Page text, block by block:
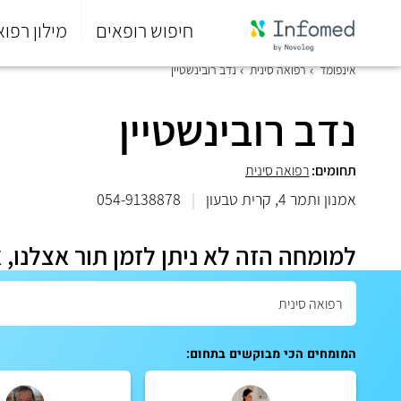
חיפוש רופאים מילון
סוף
התפריט
אינפומד רפואה סינית נדב רובינשטיין
נדב רובינשטיין
תחומים:רפואה סינית
אמנון ותמר 4, קרית טבעון |
054-9138878
למומחה הזה לא ניתן לזמן תור
המומחים הכי מבוקשים בתחום: